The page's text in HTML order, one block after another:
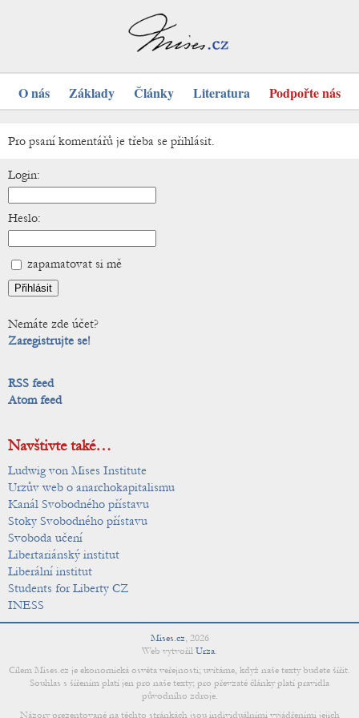
O nás Základy Články Literatura Podpořte nás
Pro psaní komentářů je třeba se přihlásit.
Login:
Heslo:
zapamatovat si mě
Nemáte zde účet?
Zaregistrujte se!
RSS feed
Atom feed
Navštivte také…
Ludwig von Mises Institute
Urzův web o anarchokapitalismu
Kanál Svobodného přístavu
Stoky Svobodného přístavu
Svoboda učení
Libertariánský institut
Liberální institut
Students for Liberty CZ
INESS
Mises.cz, 2026
Web vytvořil Urza.
Cílem Mises.cz je ekonomická osvěta veřejnosti; uvítáme, když naše texty budete šířit.
Souhlas s šířením platí jen pro naše texty; pro převzaté články platí pravidla
původního zdroje.
Názory prezentované na těchto stránkách jsou individuálními vyjádřeními jejich